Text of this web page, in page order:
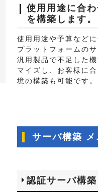
使用用途に合
を構築します。
使用用途や予算など
プラットフォームの
汎用製品で不足した
マイズし、お客様に
境の構築も可能です。
サーバ構築 メ
認証サーバ構築